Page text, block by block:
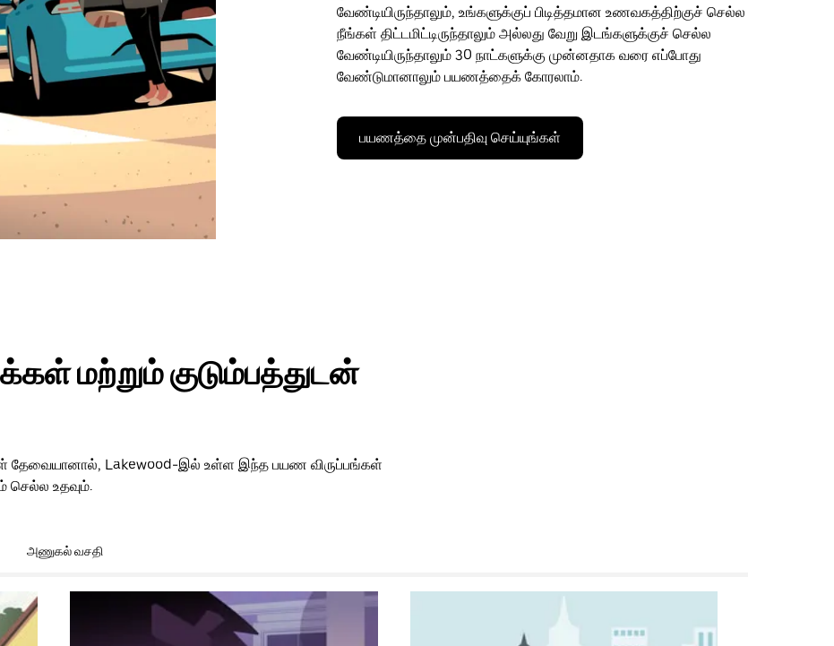
வேண்டியிருந்தாலும், உங்களுக்குப் பிடித்தமான உணவகத்திற்குச் செல்ல
நீங்கள் திட்டமிட்டிருந்தாலும் அல்லது வேறு இடங்களுக்குச் செல்ல
வேண்டியிருந்தாலும் 30 நாட்களுக்கு முன்னதாக வரை எப்போது
வேண்டுமானாலும் பயணத்தைக் கோரலாம்.
பயணத்தை முன்பதிவு செய்யுங்கள்
மற்றும் குடும்பத்துடன்
தேவையானால், Lakewood-இல் உள்ள இந்த பயண விருப்பங்கள்
செல்ல உதவும்.
அணுகல் வசதி